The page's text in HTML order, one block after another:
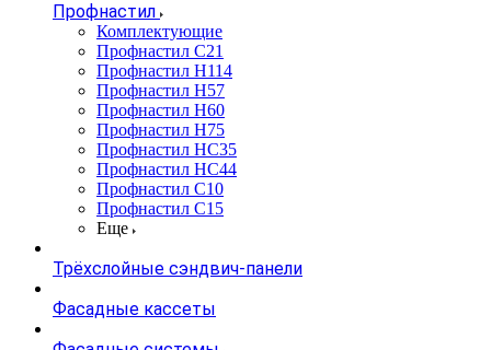
Профнастил
Комплектующие
Профнастил C21
Профнастил Н114
Профнастил Н57
Профнастил Н60
Профнастил Н75
Профнастил НС35
Профнастил НС44
Профнастил С10
Профнастил С15
Еще
Трёхслойные сэндвич-панели
Фасадные кассеты